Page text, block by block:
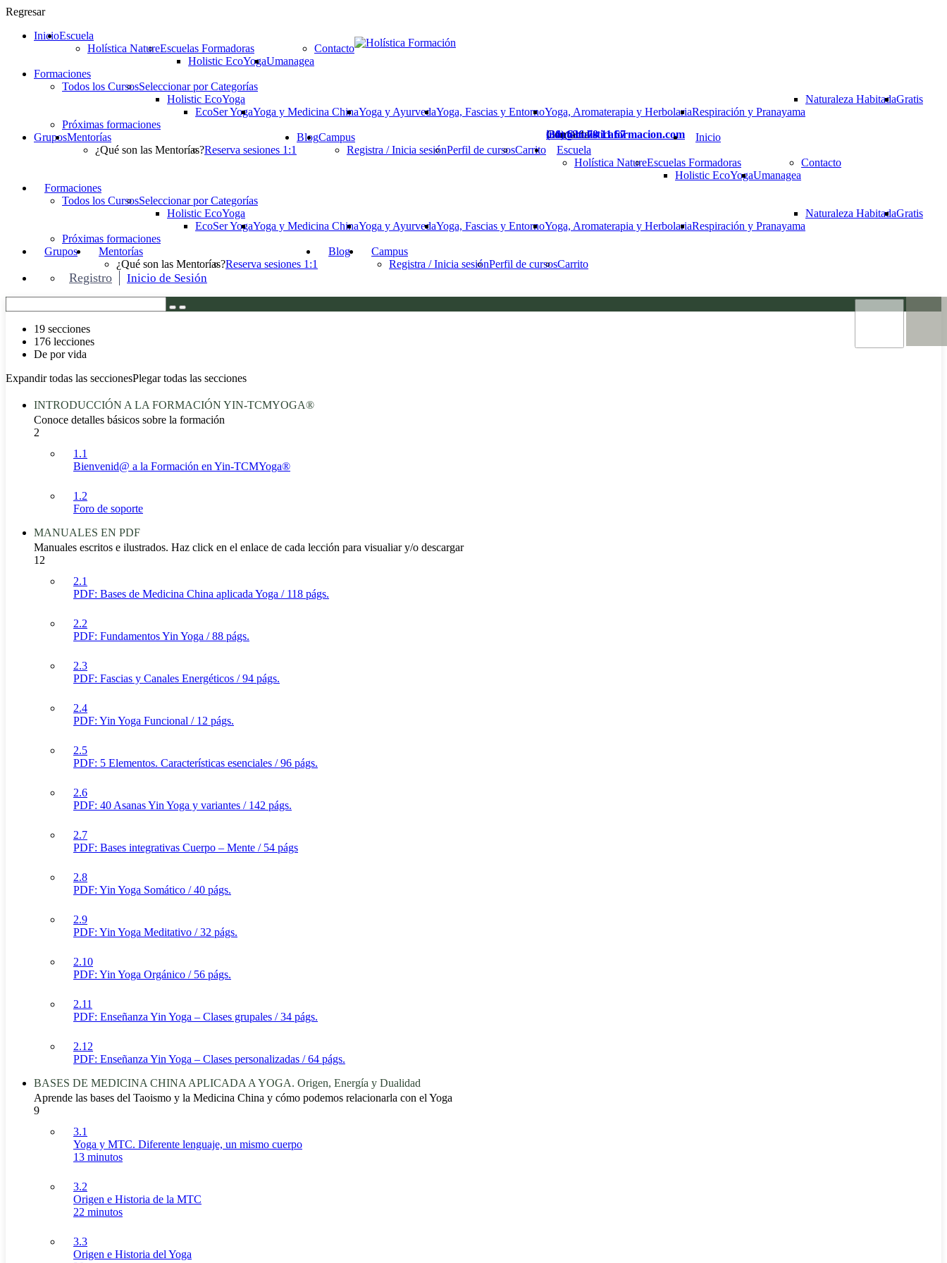
Regresar
InicioEscuela
Holística NatureEscuelas Formadoras
Holistic EcoYogaUmanagea
Contacto
Formaciones
Todos los CursosSeleccionar por Categorías
Holistic EcoYoga
EcoSer YogaYoga y Medicina ChinaYoga y AyurvedaYoga, Fascias y EntornoYoga, Aromaterapia y HerbolariaRespiración y Pranayama
Naturaleza HabitadaGratis
Próximas formaciones
GruposMentorías
¿Qué son las Mentorías?Reserva sesiones 1:1
BlogCampus
Registra / Inicia sesiónPerfil de cursosCarrito
Contacta
(34) 636 78 11 67
info@holisticaformacion.com
Inicio
Escuela
Holística NatureEscuelas Formadoras
Holistic EcoYogaUmanagea
Contacto
Formaciones
Todos los CursosSeleccionar por Categorías
Holistic EcoYoga
EcoSer YogaYoga y Medicina ChinaYoga y AyurvedaYoga, Fascias y EntornoYoga, Aromaterapia y HerbolariaRespiración y Pranayama
Naturaleza HabitadaGratis
Próximas formaciones
Grupos
Mentorías
¿Qué son las Mentorías?Reserva sesiones 1:1
Blog
Campus
Registra / Inicia sesiónPerfil de cursosCarrito
Registro Inicio de Sesión
19 secciones
176 lecciones
De por vida
Expandir todas las seccionesPlegar todas las secciones
INTRODUCCIÓN A LA FORMACIÓN YIN-TCMYOGA®
Conoce detalles básicos sobre la formación
2
1.1
Bienvenid@ a la Formación en Yin-TCMYoga®
1.2
Foro de soporte
MANUALES EN PDF
Manuales escritos e ilustrados. Haz click en el enlace de cada lección para visualiar y/o descargar
12
2.1
PDF: Bases de Medicina China aplicada Yoga / 118 págs.
2.2
PDF: Fundamentos Yin Yoga / 88 págs.
2.3
PDF: Fascias y Canales Energéticos / 94 págs.
2.4
PDF: Yin Yoga Funcional / 12 págs.
2.5
PDF: 5 Elementos. Características esenciales / 96 págs.
2.6
PDF: 40 Asanas Yin Yoga y variantes / 142 págs.
2.7
PDF: Bases integrativas Cuerpo – Mente / 54 págs
2.8
PDF: Yin Yoga Somático / 40 págs.
2.9
PDF: Yin Yoga Meditativo / 32 págs.
2.10
PDF: Yin Yoga Orgánico / 56 págs.
2.11
PDF: Enseñanza Yin Yoga – Clases grupales / 34 págs.
2.12
PDF: Enseñanza Yin Yoga – Clases personalizadas / 64 págs.
BASES DE MEDICINA CHINA APLICADA A YOGA. Origen, Energía y Dualidad
Aprende las bases del Taoismo y la Medicina China y cómo podemos relacionarla con el Yoga
9
3.1
Yoga y MTC. Diferente lenguaje, un mismo cuerpo
13 minutos
3.2
Origen e Historia de la MTC
22 minutos
3.3
Origen e Historia del Yoga